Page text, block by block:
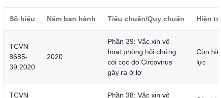
Số hiệu Năm ban hành Tiêu chuẩn/Quy chuẩn Hiện
TCVN
8685-
39:2020
2020
Phần 39: Vắc xin vô
hoạt phòng hội chứng
còi cọc do Circovirus
gây ra ở lợ
Còn
lực
TCVN
Phần 38: Vắc xin vô